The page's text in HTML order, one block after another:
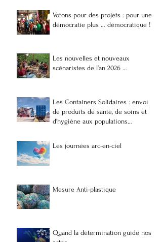
Votons pour des projets : pour une
démocratie plus … démocratique !
Les nouvelles et nouveaux
scénaristes de l’an 2026 …
Les Containers Solidaires : envoi
de produits de santé, de soins et
d'hygiène aux populations
Les journées arc-en-ciel
Mesure Anti-plastique
Quand la détermination guide nos